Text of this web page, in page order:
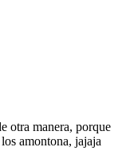
otra manera, porque
amontona, jajaja